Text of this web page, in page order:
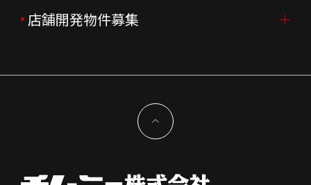
企業理念
新型コロナウイルス対応
決算資料
コーポレートガバナンス
中途採用
会社を知る
よくあるご質問
FC加盟店募集TOP
独立支援について
店舗開発物件募集